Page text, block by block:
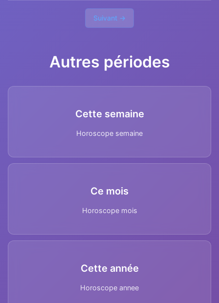
Suivant →
Autres périodes
Cette semaine
Horoscope semaine
Ce mois
Horoscope mois
Cette année
Horoscope annee